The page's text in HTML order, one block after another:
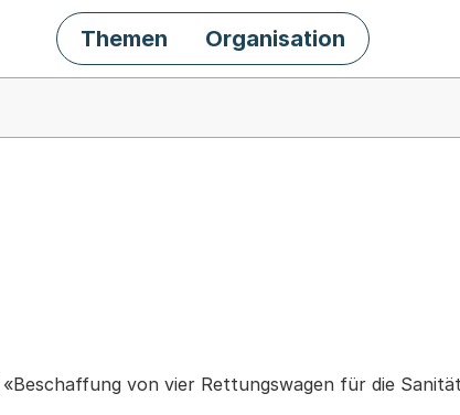
Themen Organisation
von vier Rettungswagen für die